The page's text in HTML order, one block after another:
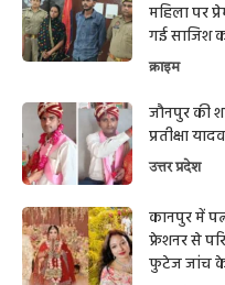
महिला पर
गई साजिश
क्राइम
जौनपुर की
प्रतीक्षा
उत्तर प्रदेश
कानपुर में
फ्रेशनर से
फुटेज जांच